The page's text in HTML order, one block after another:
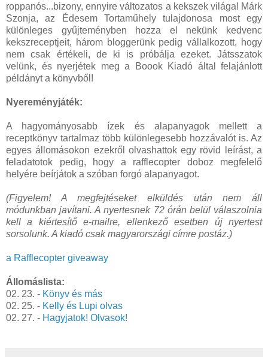
roppanós...bizony, ennyire változatos a kekszek világa! Márk
Szonja, az Édesem Tortaműhely tulajdonosa most egy
különleges gyűjteményben hozza el nekünk kedvenc
kekszreceptjeit, három bloggerünk pedig vállalkozott, hogy
nem csak értékeli, de ki is próbálja ezeket. Játsszatok
velünk, és nyerjétek meg a Boook Kiadó által felajánlott
példányt a könyvből!
Nyereményjáték:
A hagyományosabb ízek és alapanyagok mellett a
receptkönyv tartalmaz több különlegesebb hozzávalót is. Az
egyes állomásokon ezekről olvashattok egy rövid leírást, a
feladatotok pedig, hogy a rafflecopter doboz megfelelő
helyére beírjátok a szóban forgó alapanyagot.
(Figyelem! A megfejtéseket elküldés után nem áll
módunkban javítani. A nyertesnek 72 órán belül válaszolnia
kell a kiértesítő e-mailre, ellenkező esetben új nyertest
sorsolunk. A kiadó csak magyarországi címre postáz.)
a Rafflecopter giveaway
Állomáslista:
02. 23. - Könyv és más
02. 25. - Kelly és Lupi olvas
02. 27. - Hagyjatok! Olvasok!